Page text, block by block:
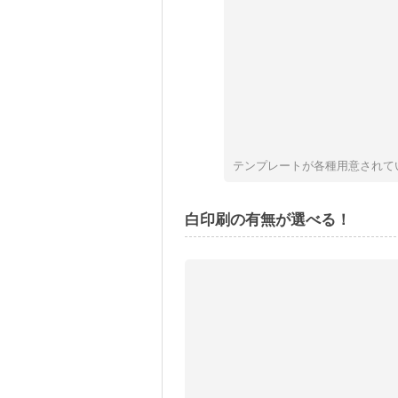
テンプレートが各種用意されて
白印刷の有無が選べる！